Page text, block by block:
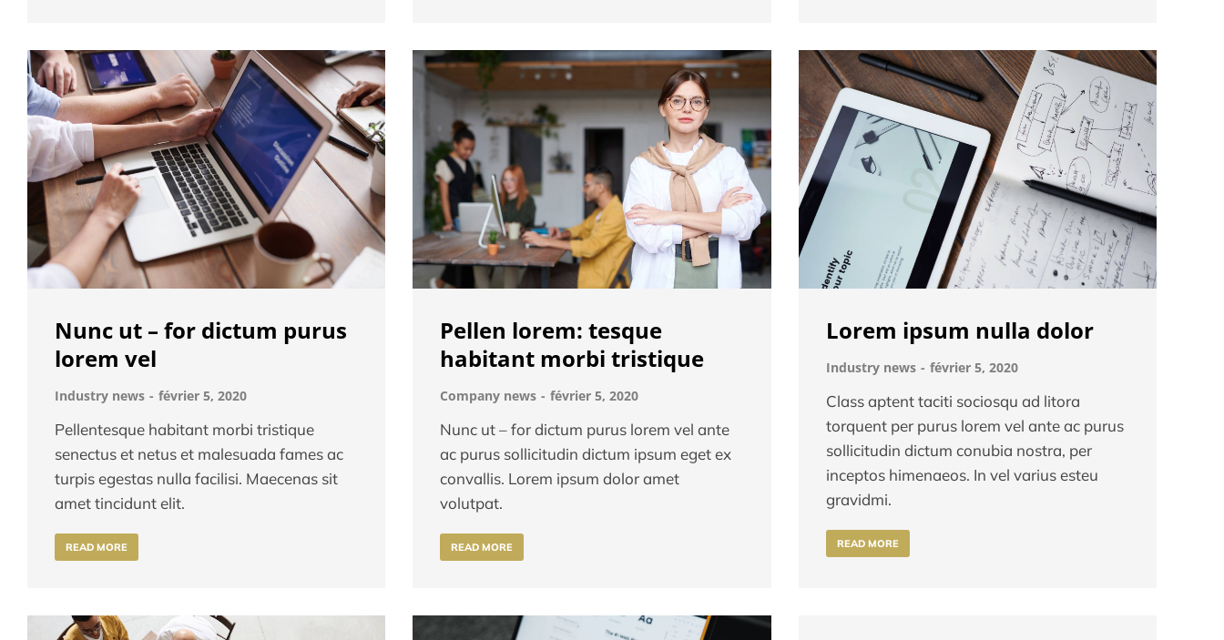
Nunc ut – for dictum purus
lorem vel
Industry news février 5, 2020
Pellentesque habitant morbi tristique
senectus et netus et malesuada fames ac
turpis egestas nulla facilisi. Maecenas sit
amet tincidunt elit.
READ MORE
Pellen lorem: tesque
habitant morbi tristique
Company news février 5, 2020
Nunc ut – for dictum purus lorem vel ante
ac purus sollicitudin dictum ipsum eget ex
convallis. Lorem ipsum dolor amet
volutpat.
READ MORE
Lorem ipsum nulla dolor
Industry news février 5, 2020
Class aptent taciti sociosqu ad litora
torquent per purus lorem vel ante ac purus
sollicitudin dictum conubia nostra, per
inceptos himenaeos. In vel varius esteu
gravidmi.
READ MORE